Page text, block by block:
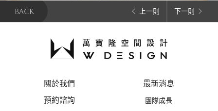
BACK 上一則 下一則
關於我們
預約諮詢
最新消息
團隊成長